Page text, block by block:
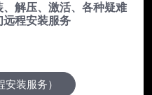
解压、激活、各种疑难
程安装服务
装服务）